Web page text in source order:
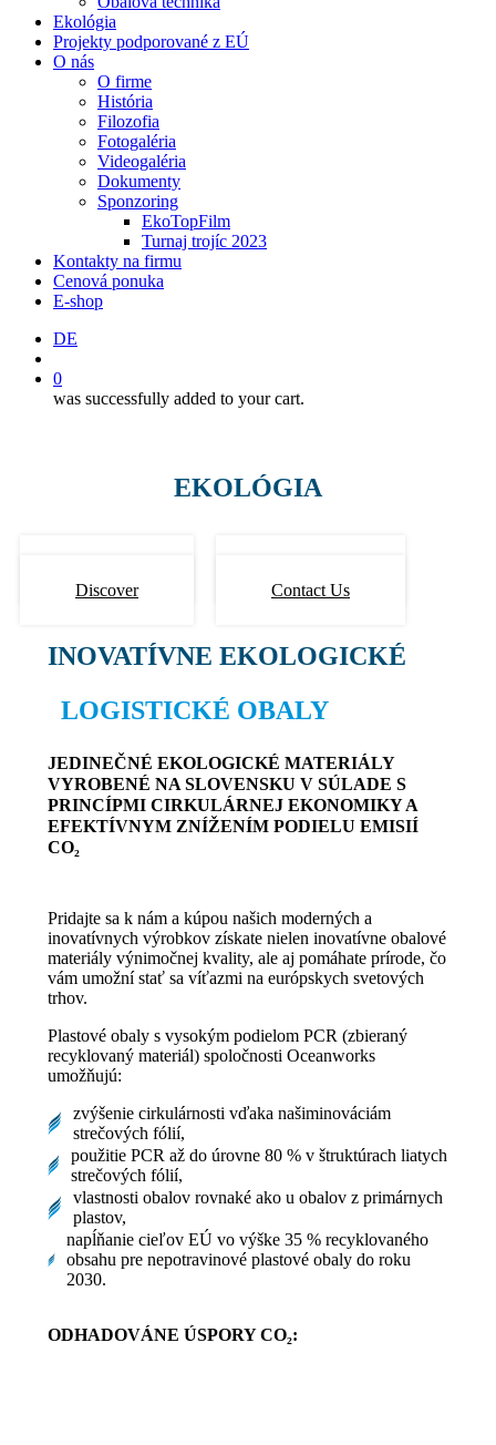
Ekológia
Projekty podporované z EÚ
O nás
O firme
História
Filozofia
Fotogaléria
Videogaléria
Dokumenty
Sponzoring
EkoTopFilm
Turnaj trojíc 2023
Kontakty na firmu
Cenová ponuka
E-shop
DE
0
was successfully added to your cart.
EKOLÓGIA
Discover
Contact Us
INOVATÍVNE EKOLOGICKÉ
LOGISTICKÉ OBALY
JEDINEČNÉ EKOLOGICKÉ MATERIÁLY
VYROBENÉ NA SLOVENSKU V SÚLADE S
PRINCÍPMI CIRKULÁRNEJ EKONOMIKY A
EFEKTÍVNYM ZNÍŽENÍM PODIELU EMISIÍ
CO₂
Pridajte sa k nám a kúpou našich moderných a
inovatívnych výrobkov získate nielen inovatívne obalové
materiály výnimočnej kvality, ale aj pomáhate prírode, čo
vám umožní stať sa víťazmi na európskych svetových
trhov.
Plastové obaly s vysokým podielom PCR (zbieraný
recyklovaný materiál) spoločnosti Oceanworks
umožňujú:
zvýšenie cirkulárnosti vďaka našiminováciám
strečových fólií,
použitie PCR až do úrovne 80 % v štruktúrach liatych
strečových fólií,
vlastnosti obalov rovnaké ako u obalov z primárnych
plastov,
napĺňanie cieľov EÚ vo výške 35 % recyklovaného
obsahu pre nepotravinové plastové obaly do roku
2030.
ODHADOVÁNE ÚSPORY CO₂: